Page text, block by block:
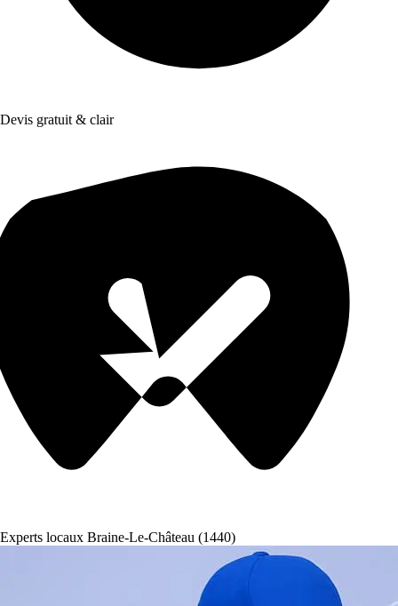
Devis gratuit & clair
Experts locaux Braine-Le-Château (1440)